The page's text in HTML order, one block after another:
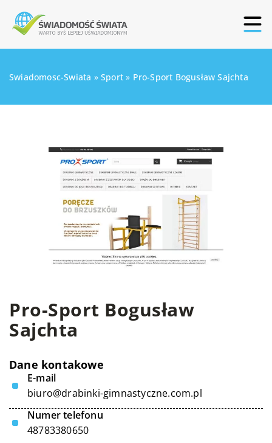
Swiadomosc-Swiata »Sport » Pro-Sport Bogusław Sajchta
Pro-Sport Bogusław
Sajchta
Dane kontakowe
E-mail
biuro@drabinki-gimnastyczne.com.pl
Numer telefonu
48783380650